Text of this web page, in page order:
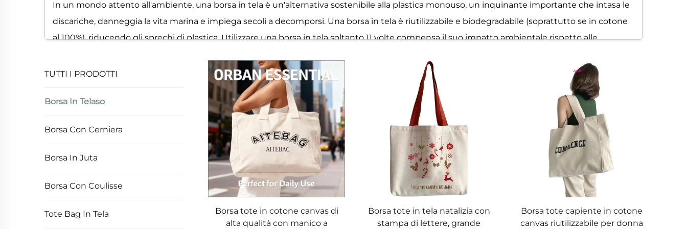
In un mondo attento all'ambiente, una borsa in tela è un'alternativa sostenibile alla plastica monouso, un inquinante importante che intasa le
discariche, danneggia la vita marina e impiega secoli a decomporsi. Una borsa in tela è riutilizzabile e biodegradabile (soprattutto se in cotone
al 100%), riducendo gli sprechi di plastica. Utilizzare una borsa in tela soltanto 11 volte compensa il suo impatto ambientale rispetto alle
tela una scelta che protegge il pianeta.
3. Design versatile e personalizzazione
Una borsa in tela offre una versatilità di design insuperabile, adattandosi ai gusti più diversi. La tela permette serigrafia, ricamo o disegni fatti a
mano, quindi puoi trovare una borsa in tela che si abbina al tuo stile — motivi audaci, loghi minimalisti o disegni unici. Le aziende apprezzano
molto le borse in tela come strumenti promozionali, trasformandole in pubblicità ambulanti con stampe personalizzate. Disponibili come tote
bag, zaini, messenger o borse da viaggio, esiste una borsa in tela per ogni esigenza.
Una borsa in tela è comoda da portare, con manici morbidi e larghi che distribuiscono uniformemente il peso, eliminando lo sforzo sulle spalle.
TUTTI I PRODOTTI
Borsa In Telaso
Borsa Con Cerniera
Borsa In Juta
Borsa Con Coulisse
Tote Bag In Tela
Borsa tote in cotone canvas di
alta qualità con manico a
Borsa tote in tela natalizia con
stampa di lettere, grande
Borsa tote capiente in cotone
canvas riutilizzabile per donna